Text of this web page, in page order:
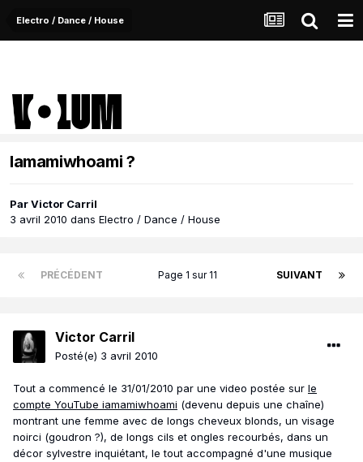
Electro / Dance / House
Iamamiwhoami ?
ParVictor Carril
3 avril 2010 dans Electro / Dance / House
PRÉCÉDENT SUIVANT
Page 1 sur 11
Victor Carril
Posté(e) 3 avril 2010
Tout a commencé le 31/01/2010 par une video postée sur le
compte YouTube iamamiwhoami (devenu depuis une chaîne)
montrant une femme avec de longs cheveux blonds, un visage
noirci (goudron ?), de longs cils et ongles recourbés, dans un
décor sylvestre inquiétant, le tout accompagné d'une musique